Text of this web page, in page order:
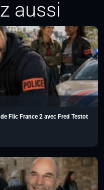
aussi
Flic France 2 avec Fred Testot